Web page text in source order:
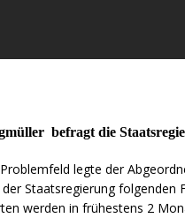
befragt die
legte der
Staatsregierung folgenden
werden in frühestens 2